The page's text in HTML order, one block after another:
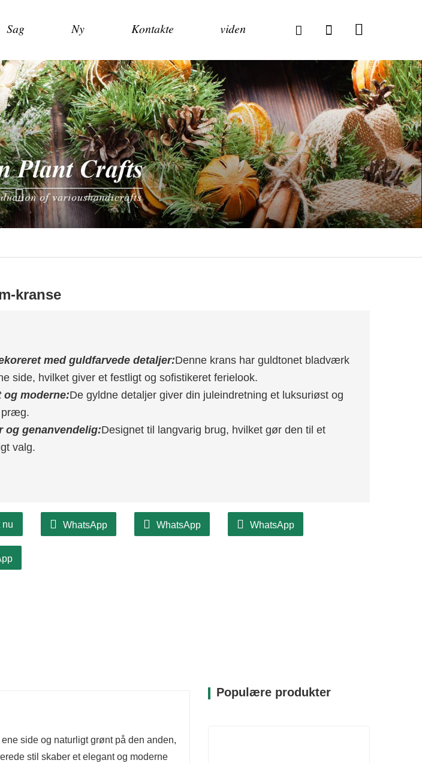
Sag Ny Kontakte viden
kranse
med guldfarvede detaljer:Denne krans har guldtonet bladværk
side, hvilket giver et festligt og sofistikeret ferielook.
og moderne:De gyldne detaljer giver din juleindretning et luksuriøst og
præg.
og genanvendelig:Designet til langvarig brug, hvilket gør den til et
valg.
nu WhatsApp WhatsApp WhatsApp
side og naturligt grønt på den anden,
stil skaber et elegant og moderne
Populære produkter